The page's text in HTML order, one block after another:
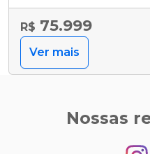
R$ 75.999
Ver mais
Nossas